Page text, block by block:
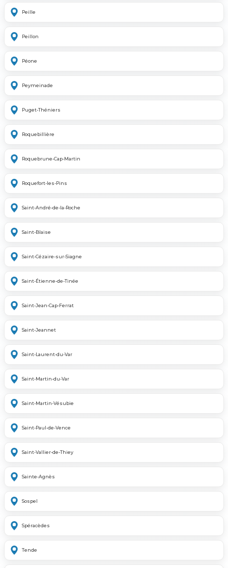
Peille
Peillon
Péone
Peymeinade
Puget-Théniers
Roquebillière
Roquebrune-Cap-Martin
Roquefort-les-Pins
Saint-André-de-la-Roche
Saint-Blaise
Saint-Cézaire-sur-Siagne
Saint-Étienne-de-Tinée
Saint-Jean-Cap-Ferrat
Saint-Jeannet
Saint-Laurent-du-Var
Saint-Martin-du-Var
Saint-Martin-Vésubie
Saint-Paul-de-Vence
Saint-Vallier-de-Thiey
Sainte-Agnès
Sospel
Spéracèdes
Tende